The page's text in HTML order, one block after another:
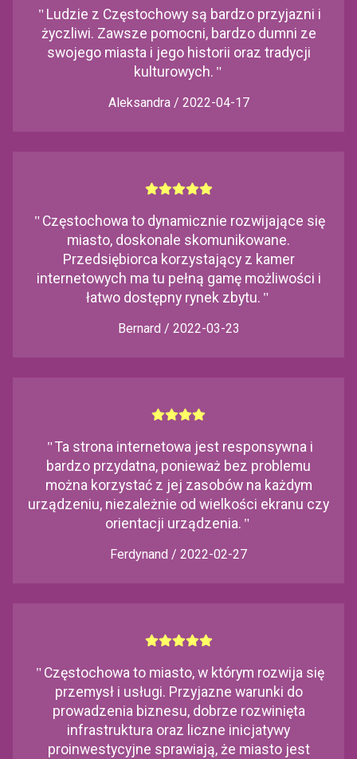
" Ludzie z Częstochowy są bardzo przyjazni i
życzliwi. Zawsze pomocni, bardzo dumni ze
swojego miasta i jego historii oraz tradycji
kulturowych. "
Aleksandra / 2022-04-17
" Częstochowa to dynamicznie rozwijające się
miasto, doskonale skomunikowane.
Przedsiębiorca korzystający z kamer
internetowych ma tu pełną gamę możliwości i
łatwo dostępny rynek zbytu. "
Bernard / 2022-03-23
"Ta strona internetowa jest responsywna i
bardzo przydatna, ponieważ bez problemu
można korzystać z jej zasobów na każdym
urządzeniu, niezależnie od wielkości ekranu czy
orientacji urządzenia. "
Ferdynand / 2022-02-27
" Częstochowa to miasto, w którym rozwija się
przemysł i usługi. Przyjazne warunki do
prowadzenia biznesu, dobrze rozwinięta
infrastruktura oraz liczne inicjatywy
proinwestycyjne sprawiają, że miasto jest